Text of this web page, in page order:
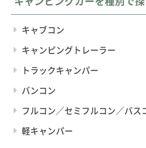
キャブコン
キャンピングトレーラー
トラックキャンパー
バンコン
フルコン／セミフルコン／バス
軽キャンパー